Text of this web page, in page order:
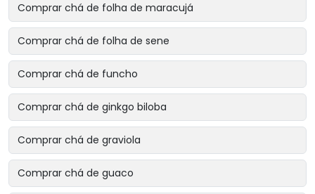
Comprar chá de folha de maracujá
Comprar chá de folha de sene
Comprar chá de funcho
Comprar chá de ginkgo biloba
Comprar chá de graviola
Comprar chá de guaco